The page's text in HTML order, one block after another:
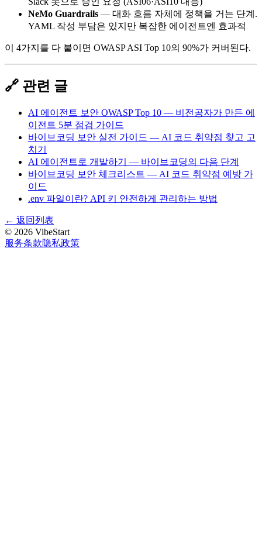
NeMo Guardrails — 대화 흐름 자체에 정책을 거는 단계.
YAML 작성 부담은 있지만 복잡한 에이전트엔 효과적
이 4가지를 다 붙이면 OWASP ASI Top 10의 90%가 커버된다.
🔗 관련 글
AI 에이전트 보안 OWASP Top 10 — 비전공자가 만든 에
이전트 5분 점검 가이드
바이브코딩 보안 실전 가이드 — AI 코드 취약점 찾고 고
치기
AI 에이전트로 개발하기 — 바이브코딩의 다음 단계
바이브코딩 보안 체크리스트 — AI 코드 취약점 예방 가
이드
.env 파일이란? API 키 안전하게 관리하는 방법
← 返回列表
© 2026 VibeStart
服务条款隐私政策